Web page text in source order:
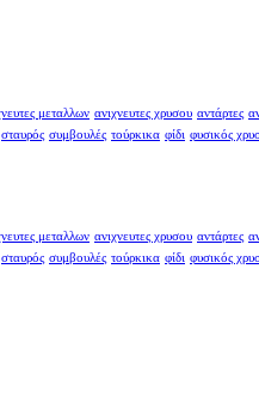
μεταλλων ανιχνευτες χρυσου αντάρτες
σταυρός συμβουλές τούρκικα φίδι φυσικός
μεταλλων ανιχνευτες χρυσου αντάρτες
σταυρός συμβουλές τούρκικα φίδι φυσικός